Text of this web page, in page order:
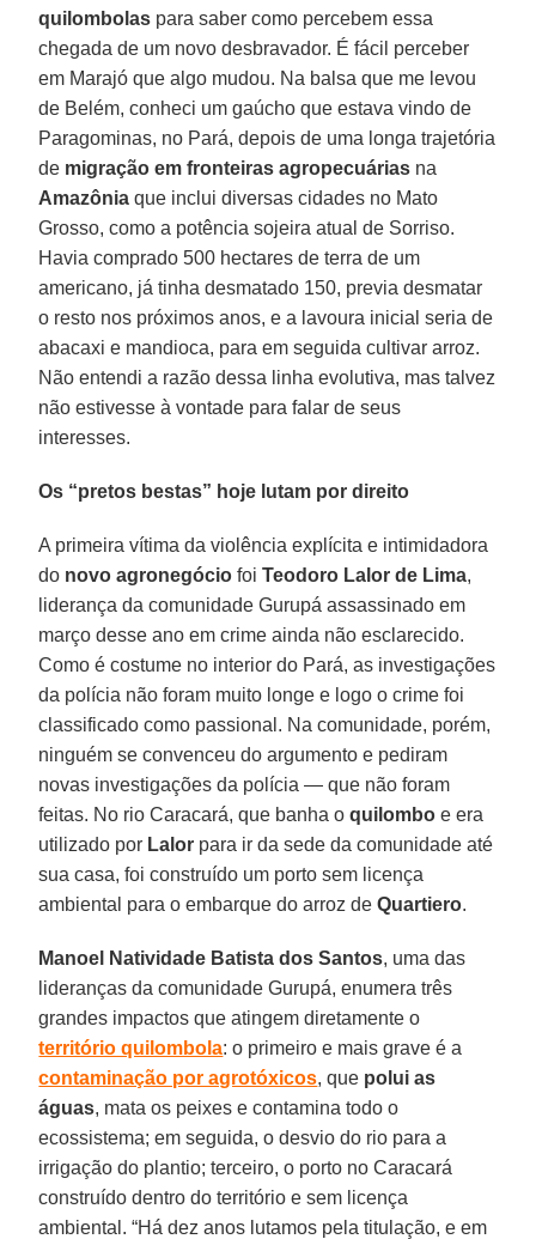
quilombolas para saber como percebem essa
chegada de um novo desbravador. É fácil perceber
em Marajó que algo mudou. Na balsa que me levou
de Belém, conheci um gaúcho que estava vindo de
Paragominas, no Pará, depois de uma longa trajetória
de migração em fronteiras agropecuárias na
Amazônia que inclui diversas cidades no Mato
Grosso, como a potência sojeira atual de Sorriso.
Havia comprado 500 hectares de terra de um
americano, já tinha desmatado 150, previa desmatar
o resto nos próximos anos, e a lavoura inicial seria de
abacaxi e mandioca, para em seguida cultivar arroz.
Não entendi a razão dessa linha evolutiva, mas talvez
não estivesse à vontade para falar de seus
interesses.
Os “pretos bestas” hoje lutam por direito
A primeira vítima da violência explícita e intimidadora
do novo agronegócio foiTeodoro Lalor de Lima,
liderança da comunidade Gurupá assassinado em
março desse ano em crime ainda não esclarecido.
Como é costume no interior do Pará, as investigações
da polícia não foram muito longe e logo o crime foi
classificado como passional. Na comunidade, porém,
ninguém se convenceu do argumento e pediram
novas investigações da polícia — que não foram
feitas. No rio Caracará, que banha oquilombo e era
utilizado por Lalor para ir da sede da comunidade até
sua casa, foi construído um porto sem licença
ambiental para o embarque do arroz deQuartiero.
Manoel Natividade Batista dos Santos, uma das
lideranças da comunidade Gurupá, enumera três
grandes impactos que atingem diretamente o
território quilombola: o primeiro e mais grave é a
contaminação por agrotóxicos, que polui as
águas, mata os peixes e contamina todo o
ecossistema; em seguida, o desvio do rio para a
irrigação do plantio; terceiro, o porto no Caracará
construído dentro do território e sem licença
ambiental. “Há dez anos lutamos pela titulação, e em